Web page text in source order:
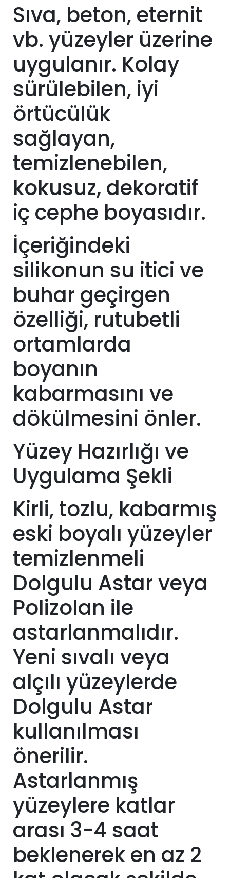
Sıva, beton, eternit
vb. yüzeyler üzerine
uygulanır. Kolay
sürülebilen, iyi
örtücülük
sağlayan,
temizlenebilen,
kokusuz, dekoratif
iç cephe boyasıdır.
İçeriğindeki
silikonun su itici ve
buhar geçirgen
özelliği, rutubetli
ortamlarda
boyanın
kabarmasını ve
dökülmesini önler.
Yüzey Hazırlığı ve
Uygulama Şekli
Kirli, tozlu, kabarmış
eski boyalı yüzeyler
temizlenmeli
Dolgulu Astar veya
Polizolan ile
astarlanmalıdır.
Yeni sıvalı veya
alçılı yüzeylerde
Dolgulu Astar
kullanılması
önerilir.
Astarlanmış
yüzeylere katlar
arası 3-4 saat
beklenerek en az 2